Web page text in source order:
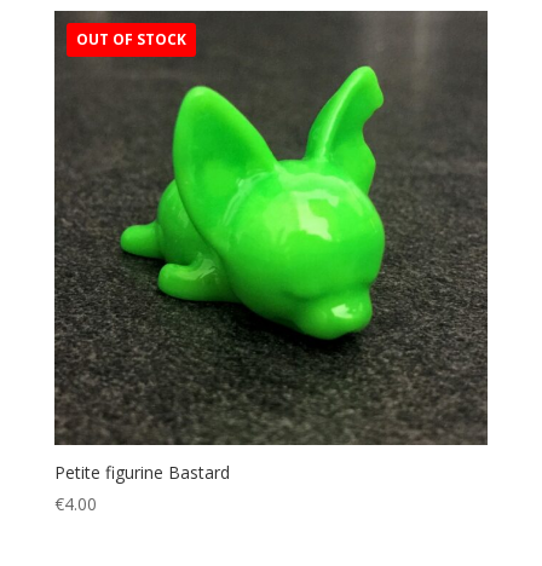
Petite figurine Bastard
€4.00